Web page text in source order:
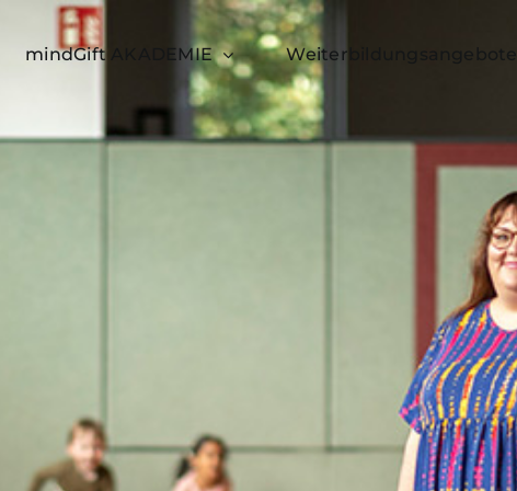
mindGift AKADEMIE Weiterbildungsangebote